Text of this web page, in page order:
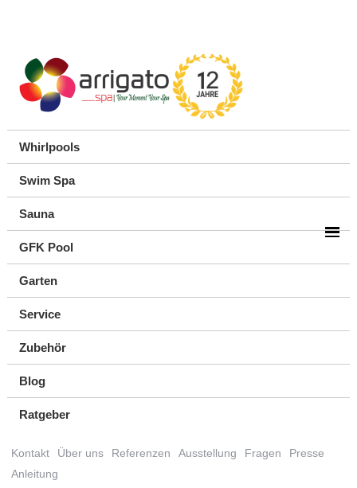
Whirlpools
Swim Spa
Sauna
GFK Pool
Garten
Service
Zubehör
Blog
Ratgeber
Kontakt Über uns Referenzen Ausstellung Fragen
Presse
Anleitung